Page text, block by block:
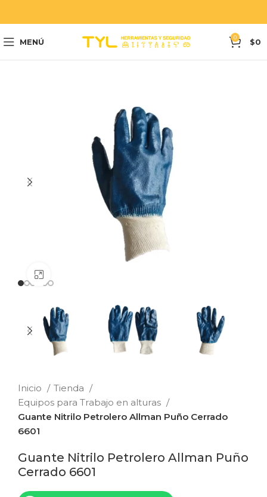
MENÚ 0 $0
Inicio
Tienda
Equipos para Trabajo en alturas
Guante Nitrilo Petrolero Allman Puño Cerrado
6601
Guante Nitrilo Petrolero Allman Puño
Cerrado 6601